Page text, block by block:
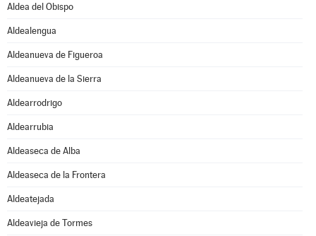
Aldea del Obispo
Aldealengua
Aldeanueva de Figueroa
Aldeanueva de la Sierra
Aldearrodrigo
Aldearrubia
Aldeaseca de Alba
Aldeaseca de la Frontera
Aldeatejada
Aldeavieja de Tormes